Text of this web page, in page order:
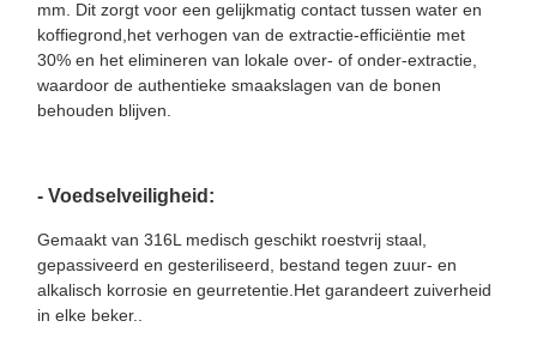
mm. Dit zorgt voor een gelijkmatig contact tussen water en
koffiegrond,het verhogen van de extractie-efficiëntie met
30% en het elimineren van lokale over- of onder-extractie,
waardoor de authentieke smaakslagen van de bonen
behouden blijven.
- Voedselveiligheid:
Gemaakt van 316L medisch geschikt roestvrij staal,
gepassiveerd en gesteriliseerd, bestand tegen zuur- en
alkalisch korrosie en geurretentie.Het garandeert zuiverheid
in elke beker..